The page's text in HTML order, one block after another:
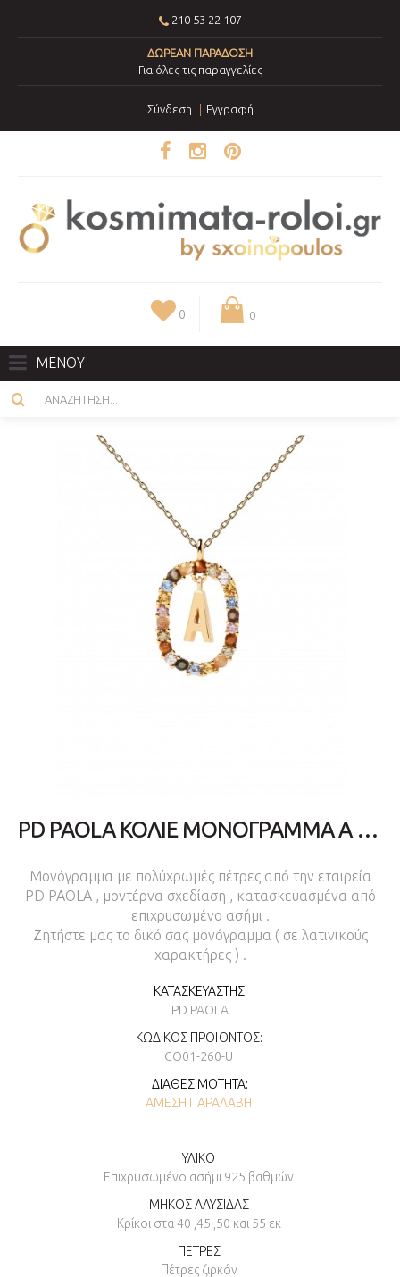
210 53 22 107
ΔΩΡΕΑΝ ΠΑΡΑΔΟΣΗ
Για όλες τις παραγγελίες
Σύνδεση Εγγραφή
0 0
ΜΕΝΟΥ
PD PAOLA ΚΟΛΙΈ ΜΟΝΌΓΡΑΜΜΑ A GOLD ΑΠΌ ΕΠΙΧΡΥΣΩΜΈΝΟ ΑΣΉΜΙ ΜΕ ΑΛΥΣΊΔΑ
Μονόγραμμα με πολύχρωμές πέτρες από την εταιρεία
PD PAOLA , μοντέρνα σχεδίαση , κατασκευασμένα από
επιχρυσωμένο ασήμι .
Ζητήστε μας το δικό σας μονόγραμμα ( σε λατινικούς
χαρακτήρες ) .
ΚΑΤΑΣΚΕΥΑΣΤΉΣ:
PD PAOLA
ΚΩΔΙΚΌΣ ΠΡΟΪΌΝΤΟΣ:
CO01-260-U
ΔΙΑΘΕΣΙΜΌΤΗΤΑ:
ΆΜΕΣΗ ΠΑΡΑΛΑΒΉ
ΥΛΙΚΟ
Επιχρυσωμένο ασήμι 925 βαθμών
ΜΗΚΟΣ ΑΛΥΣΙΔΑΣ
Κρίκοι στα 40 ,45 ,50 και 55 εκ
ΠΕΤΡΕΣ
Πέτρες ζιρκόν